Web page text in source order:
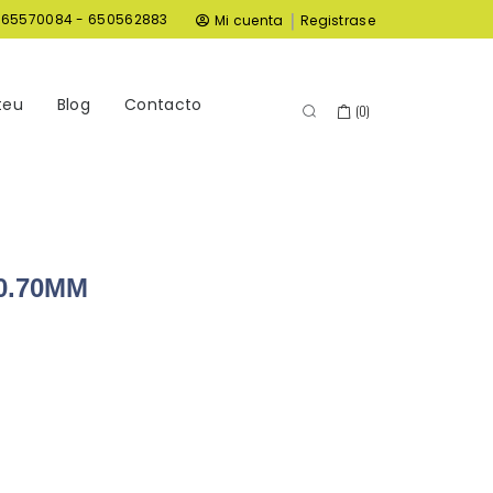
- 650562883 Mi cuenta | Registrase
Blog Contacto (0)